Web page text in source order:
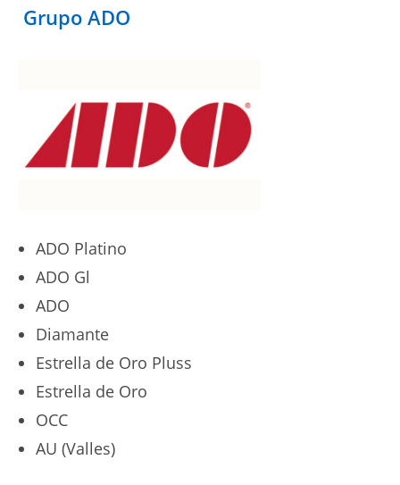
Grupo ADO
ADO Platino
ADO Gl
ADO
Diamante
Estrella de Oro Pluss
Estrella de Oro
OCC
AU (Valles)